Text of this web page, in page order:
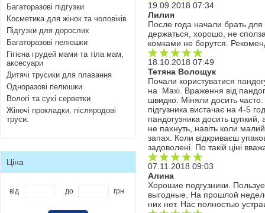
Багаторазові підгузки
Косметика для жінок та чоловіків
Підгузки для дорослих
Багаторазові пелюшки
Гігієна грудей мами та тіла мам,
аксесуари
Дитячі трусики для плавання
Одноразові пелюшки
Вологі та сухі серветки
Жіночі прокладки, післяродові
труси.
Ціна
від до грн
19.09.2018 07:34
Лилия
После года начали брать
держаться, хорошо, не
комками не берутся.
18.10.2018 07:49
Тетяна Волощук
Почали користуватися
на Maxi. Враження від
швидко. Міняли досить
підгузника вистачає на 4-5
пандогузника досить цупкий,
не пахнуть, навіть коли
запах. Коли відкриваєш
задоволені. По такій ціні
07.11.2018 09:03
Алина
Хорошие подгузники.
выгодные. На прошлой
них нет. Нас полностью